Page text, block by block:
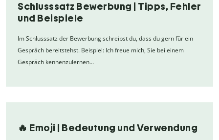
Schlusssatz Bewerbung | Tipps, Fehler
und Beispiele
Im Schlusssatz der Bewerbung schreibst du, dass du gern für ein
Gespräch bereitstehst. Beispiel: Ich freue mich, Sie bei einem
Gespräch kennenzulernen…
🔥 Emoji | Bedeutung und Verwendung